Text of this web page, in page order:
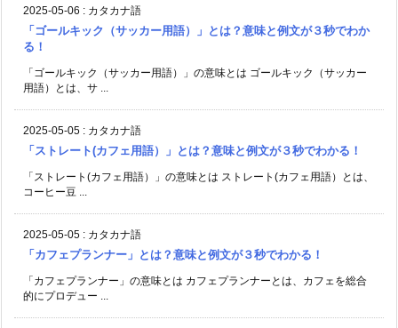
2025-05-06 : カタカナ語
「ゴールキック（サッカー用語）」とは？意味と例文が３秒でわか
る！
「ゴールキック（サッカー用語）」の意味とは ゴールキック（サッカー
用語）とは、サ ...
2025-05-05 : カタカナ語
「ストレート(カフェ用語）」とは？意味と例文が３秒でわかる！
「ストレート(カフェ用語）」の意味とは ストレート(カフェ用語）とは、
コーヒー豆 ...
2025-05-05 : カタカナ語
「カフェプランナー」とは？意味と例文が３秒でわかる！
「カフェプランナー」の意味とは カフェプランナーとは、カフェを総合
的にプロデュー ...